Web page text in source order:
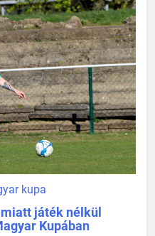
kupa
játék nélkül
Kupában